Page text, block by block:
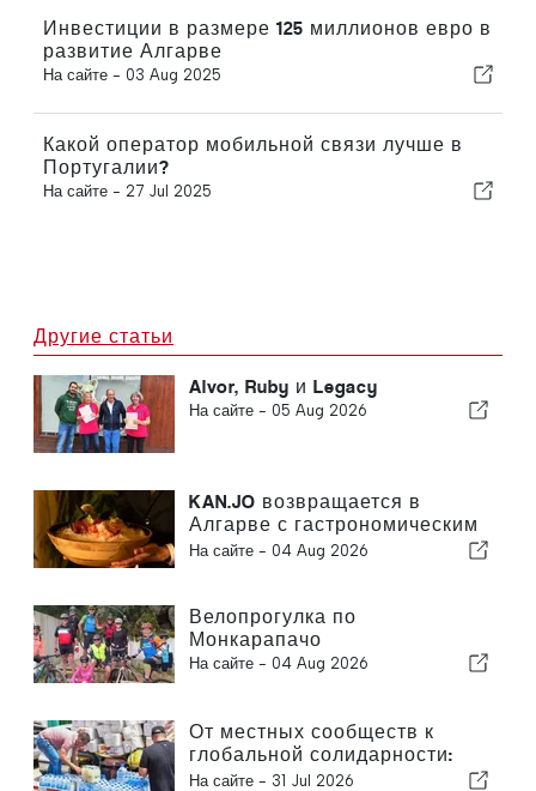
Инвестиции в размере 125 миллионов евро в
развитие Алгарве
На сайте - 03 Aug 2025
Какой оператор мобильной связи лучше в
Португалии?
На сайте - 27 Jul 2025
Другие статьи
Alvor, Ruby и Legacy
На сайте - 05 Aug 2026
KAN.JO возвращается в
Алгарве с гастрономическим
опытом, вдохновленным
На сайте - 04 Aug 2026
Велопрогулка по
Монкарапачо
На сайте - 04 Aug 2026
От местных сообществ к
глобальной солидарности:
коллективные меры
На сайте - 31 Jul 2026